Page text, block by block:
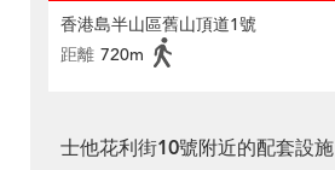
香港島半山區舊山頂道1號
距離 720m
士他花利街10號附近的配套設施